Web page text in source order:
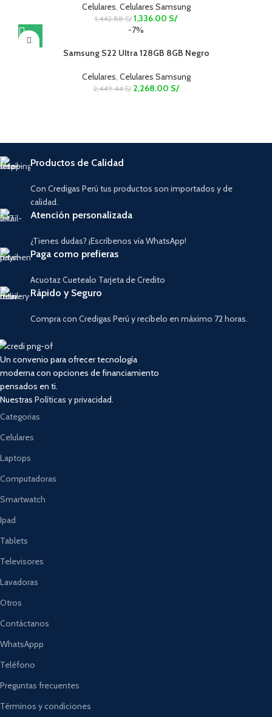
Celulares, Celulares Samsung
1,442.88S/ 1,336.00 S/
-7%
Samsung S22 Ultra 128GB 8GB Negro
Celulares, Celulares Samsung
2,449.44S/ 2,268.00 S/
Productos de Calidad
Con Credigas Perú tus productos son importados y de
calidad.
Atención personalizada
¿Tienes dudas? ¡Escríbenos vía WhatsApp!
Paga como prefieras
Acuotaz Cuetealo Tarjeta de Credito
Rápido y Seguro
Compra con Credigas Perú y recíbelo en máximo 72 horas.
Un convenio para ofrecer tecnología
moderna con opciones de financiamiento
pensados en ti.
Nuestras Políticas y privacidad.
Categorias
Celulares
Laptops
Computadoras
Smartwatch
Ipad
Tablets
Televisores
Lavadoras
Otros
Contáctanos
WhatsAppp
Teléfono
Preguntas frecuentes
Términos y condiciones